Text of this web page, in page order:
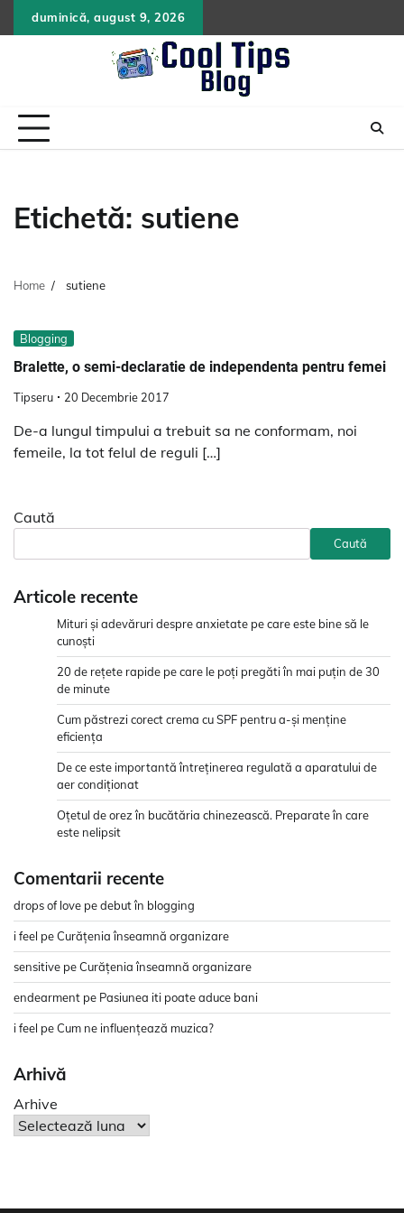
to
duminică, august 9, 2026
Etichetă: sutiene
Home sutiene
Blogging
Bralette, o semi-declaratie de independenta pentru femei
Tipseru 20 Decembrie 2017
De-a lungul timpului a trebuit sa ne conformam, noi
femeile, la tot felul de reguli […]
Caută
Caută
Articole recente
Mituri și adevăruri despre anxietate pe care este bine să le
cunoști
20 de rețete rapide pe care le poți pregăti în mai puțin de 30
de minute
Cum păstrezi corect crema cu SPF pentru a-și menține
eficiența
De ce este importantă întreținerea regulată a aparatului de
aer condiționat
Oțetul de orez în bucătăria chinezească. Preparate în care
este nelipsit
Comentarii recente
drops of love pedebut în blogging
i feel peCurățenia înseamnă organizare
sensitive peCurățenia înseamnă organizare
endearment pe Pasiunea iti poate aduce bani
i feel peCum ne influențează muzica?
Arhivă
Arhive